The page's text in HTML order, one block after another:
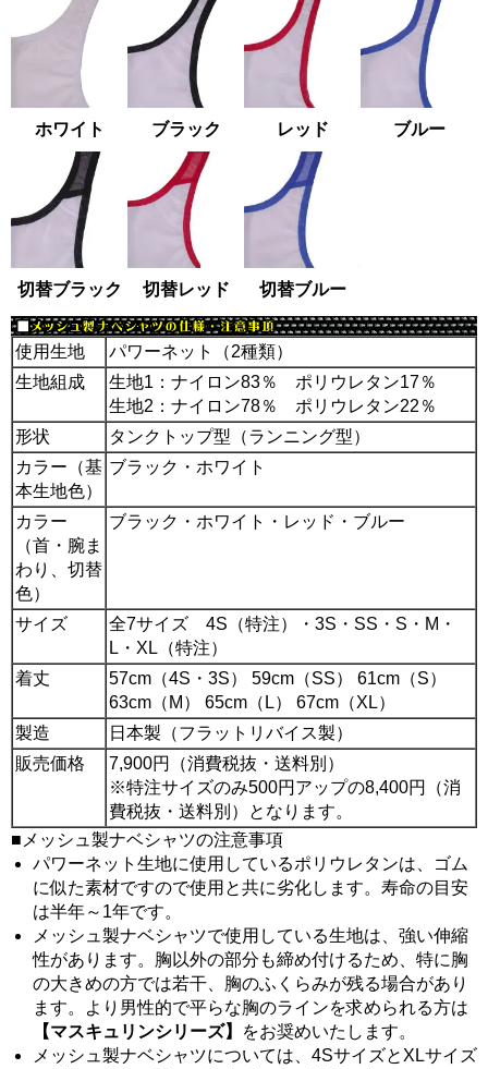
ホワイト ブラック レッド ブルー
切替ブラック 切替レッド 切替ブルー
使用生地
パワーネット（2種類）
生地組成
生地1：ナイロン83％ ポリウレタン17％
生地2：ナイロン78％ ポリウレタン22％
形状
タンクトップ型（ランニング型）
カラー（基
本生地色）
ブラック・ホワイト
カラー
（首・腕ま
わり、切替
色）
ブラック・ホワイト・レッド・ブルー
サイズ
全7サイズ 4S（特注）・3S・SS・S・M・
L・XL（特注）
着丈
57cm（4S・3S） 59cm（SS） 61cm（S）
63cm（M） 65cm（L） 67cm（XL）
製造
日本製（フラットリバイス製）
販売価格
7,900円（消費税抜・送料別）
※特注サイズのみ500円アップの8,400円（消
費税抜・送料別）となります。
■メッシュ製ナベシャツの注意事項
パワーネット生地に使用しているポリウレタンは、ゴム
に似た素材ですので使用と共に劣化します。寿命の目安
は半年～1年です。
メッシュ製ナベシャツで使用している生地は、強い伸縮
性があります。胸以外の部分も締め付けるため、特に胸
の大きめの方では若干、胸のふくらみが残る場合があり
ます。より男性的で平らな胸のラインを求められる方は
【マスキュリンシリーズ】
をお奨めいたします。
メッシュ製ナベシャツについては、4SサイズとXLサイズ